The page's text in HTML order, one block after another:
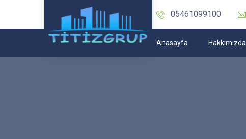
05461099100
Anasayfa Hakkımızda